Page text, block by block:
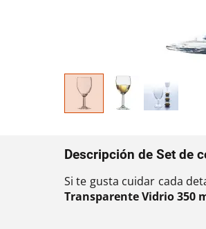
Descripción de Set de
Si te gusta cuidar cada
Transparente Vidrio 350